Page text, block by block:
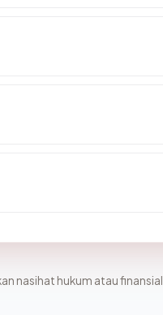
nasihat hukum atau finansial.